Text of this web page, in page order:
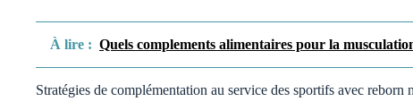
À lire : Quels complements alimentaires pour la
Stratégies de complémentation au service des sportifs avec reborn